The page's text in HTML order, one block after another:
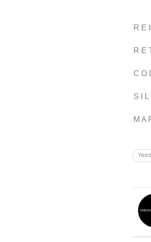
R E
R E
C O
S I L
M A